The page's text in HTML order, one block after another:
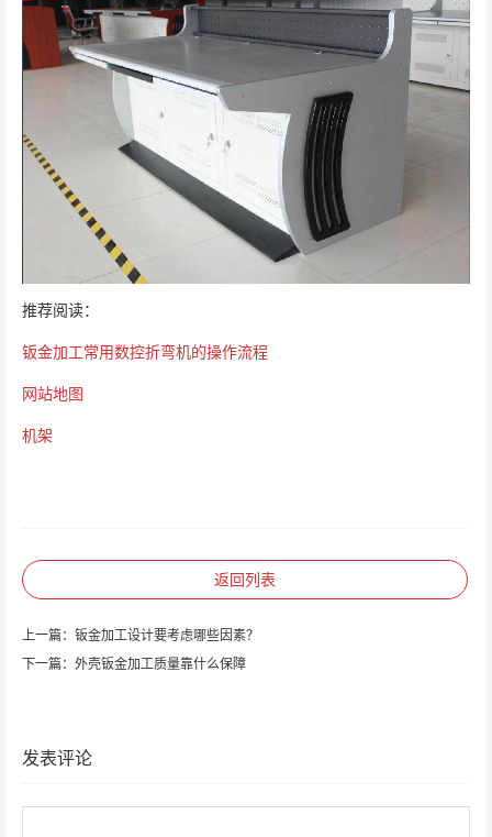
推荐阅读：
钣金加工常用数控折弯机的操作流程
网站地图
机架
返回列表
上一篇： 钣金加工设计要考虑哪些因素？
下一篇： 外壳钣金加工质量靠什么保障
发表评论